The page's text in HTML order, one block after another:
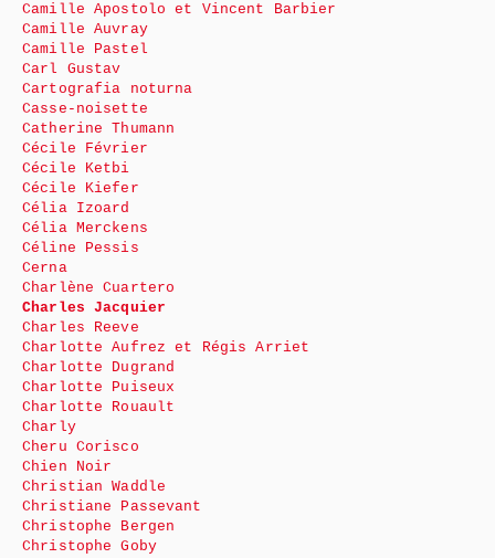
Camille Apostolo et Vincent Barbier
Camille Auvray
Camille Pastel
Carl Gustav
Cartografia noturna
Casse-noisette
Catherine Thumann
Cécile Février
Cécile Ketbi
Cécile Kiefer
Célia Izoard
Célia Merckens
Céline Pessis
Cerna
Charlène Cuartero
Charles Jacquier
Charles Reeve
Charlotte Aufrez et Régis Arriet
Charlotte Dugrand
Charlotte Puiseux
Charlotte Rouault
Charly
Cheru Corisco
Chien Noir
Christian Waddle
Christiane Passevant
Christophe Bergen
Christophe Goby